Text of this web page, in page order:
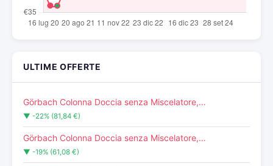
ULTIME OFFERTE
Görbach Colonna Doccia senza Miscelatore,…
▼ -22% (81,84 €)
Görbach Colonna Doccia senza Miscelatore,…
▼ -19% (61,08 €)